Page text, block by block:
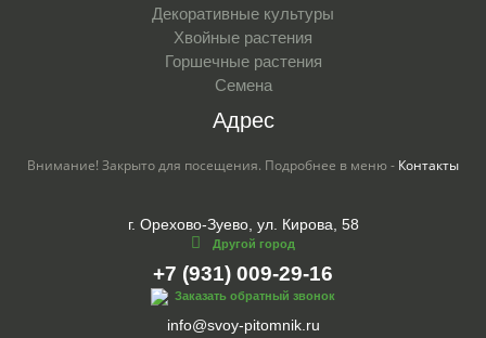
Декоративные культуры
Хвойные растения
Горшечные растения
Семена
Адрес
Внимание! Закрыто для посещения. Подробнее в меню - Контакты
г. Орехово-Зуево, ул. Кирова, 58
Другой город
+7 (931) 009-29-16
Заказать обратный звонок
info@svoy-pitomnik.ru